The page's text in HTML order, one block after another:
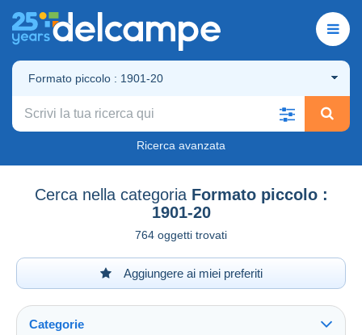
Formato piccolo : 1901-20
Ricerca avanzata
Cerca nella categoria Formato piccolo :
1901-20
764 oggetti trovati
Aggiungere ai miei preferiti
Categorie